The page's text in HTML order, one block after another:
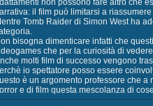
non possono fare altro che
il film può limitarsi a
Tomb Raider di Simon West ha
bisogna dimenticare infatti che
che per la curiosità di
molti film di successo vengono
io spettatore posso essere
è un argomento professore che
e di film questa mescolanza di